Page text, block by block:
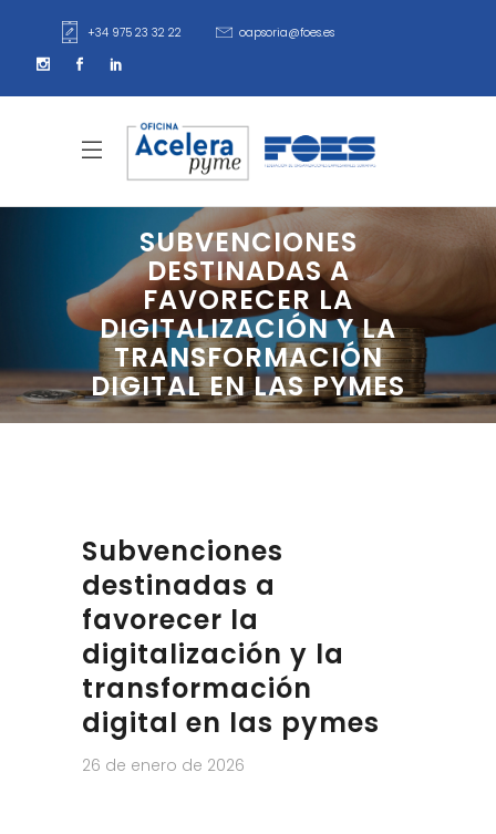
+34 975 23 32 22 oapsoria@foes.es
SUBVENCIONES
DESTINADAS A
FAVORECER LA
DIGITALIZACIÓN Y LA
TRANSFORMACIÓN
DIGITAL EN LAS PYMES
Subvenciones
destinadas a
favorecer la
digitalización y la
transformación
digital en las pymes
26 de enero de 2026